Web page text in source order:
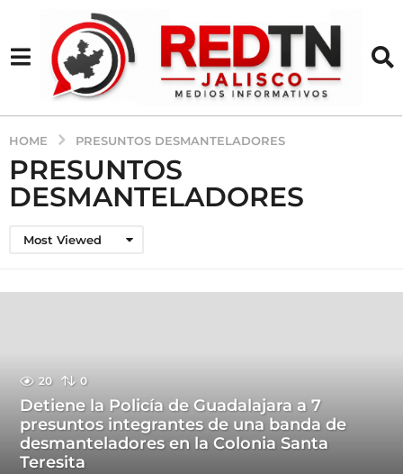
HOME PRESUNTOS DESMANTELADORES
PRESUNTOS
DESMANTELADORES
Most Viewed
20 0
Detiene la Policía de Guadalajara a 7
presuntos integrantes de una banda de
desmanteladores en la Colonia Santa
Teresita